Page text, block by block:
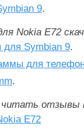
9.
Nokia E72
Symbian 9.
для
.
отзывы
E72